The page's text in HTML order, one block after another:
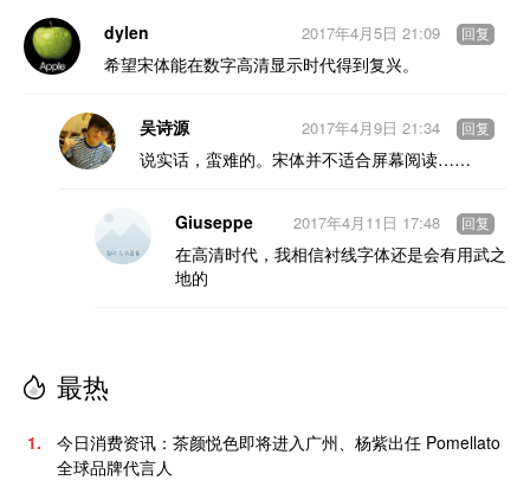
dylen
希望宋体能在数字高清显示时代得到复兴。
2017年4月5日 21:09 回复
吴诗源
说实话，蛮难的。宋体并不适合屏幕阅读……
2017年4月9日 21:34 回复
Giuseppe
在高清时代，我相信衬线字体还是会有用武之
地的
2017年4月11日 17:48 回复
最热
1.
今日消费资讯：茶颜悦色即将进入广州、杨紫出任 Pomellato
全球品牌代言人